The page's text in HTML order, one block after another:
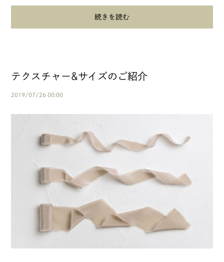
ョンし、 ブーケの持ち手部分に...
続きを読む
テクスチャー&サイズのご紹介
2019/07/26 00:00